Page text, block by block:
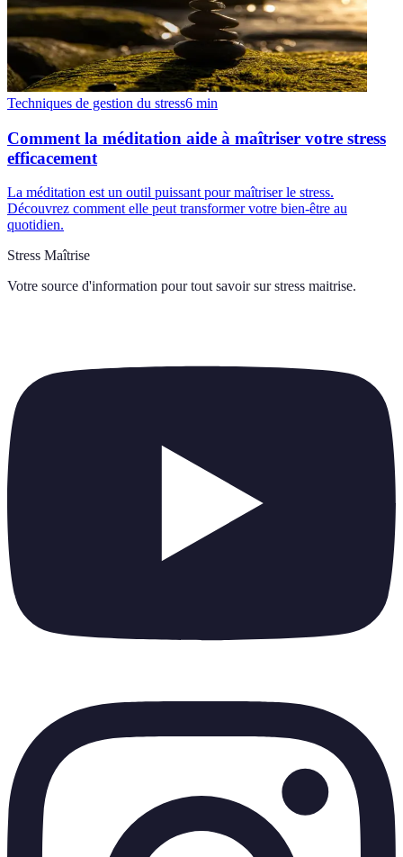
Techniques de gestion du stress6 min
Comment la méditation aide à maîtriser votre stress
efficacement
La méditation est un outil puissant pour maîtriser le stress.
Découvrez comment elle peut transformer votre bien-être au
quotidien.
Stress Maîtrise
Votre source d'information pour tout savoir sur stress maitrise.